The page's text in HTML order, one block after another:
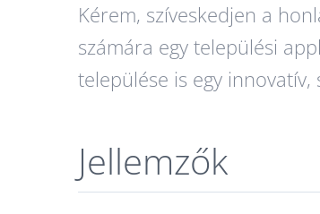
Kérem, szíveskedjen a
számára egy települési
települése is egy
Jellemzők